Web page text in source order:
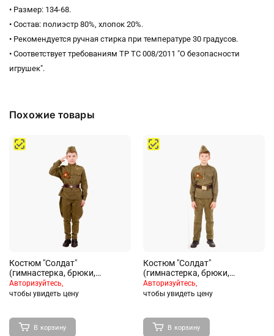
• Размер: 134-68.
• Состав: полиэстр 80%, хлопок 20%.
• Рекомендуется ручная стирка при температуре 30 градусов.
• Соответствует требованиям ТР ТС 008/2011 "О безопасности
игрушек".
Похожие товары
Костюм "Солдат"
(гимнастерка, брюки,
пилотка, ремень) размер 140-
72
Авторизуйтесь,
чтобы увидеть цену
В корзину
Костюм "Солдат"
(гимнастерка, брюки,
пилотка, ремень,
Георгиевская лента) размер
Авторизуйтесь,
чтобы увидеть цену
В корзину